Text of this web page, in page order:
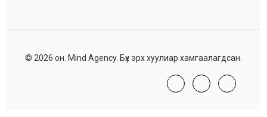
© 2026 он. Mind Agency. Бүх эрх хуулиар хамгаалагдсан.